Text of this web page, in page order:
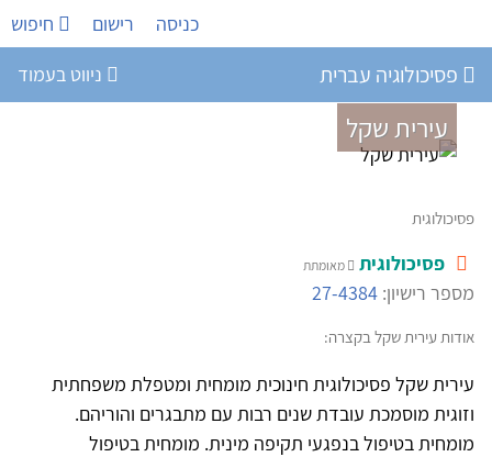
כניסה רישום חיפוש
פסיכולוגיה עברית ניווט בעמוד
עירית שקל
פסיכולוגית
פסיכולוגית מאומתת
מספר רישיון: 27-4384
אודות עירית שקל בקצרה:
עירית שקל פסיכולוגית חינוכית מומחית ומטפלת משפחתית
וזוגית מוסמכת עובדת שנים רבות עם מתבגרים והוריהם.
מומחית בטיפול בנפגעי תקיפה מינית. מומחית בטיפול